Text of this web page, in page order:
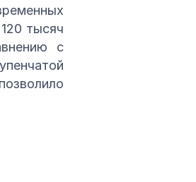
тысяч
с